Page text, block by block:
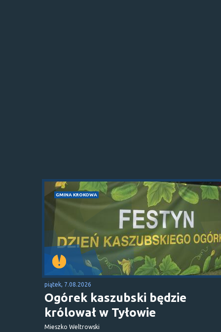
GMINA KROKOWA
piątek, 7.08.2026
Ogórek kaszubski będzie
królował w Tyłowie
Mieszko Weltrowski